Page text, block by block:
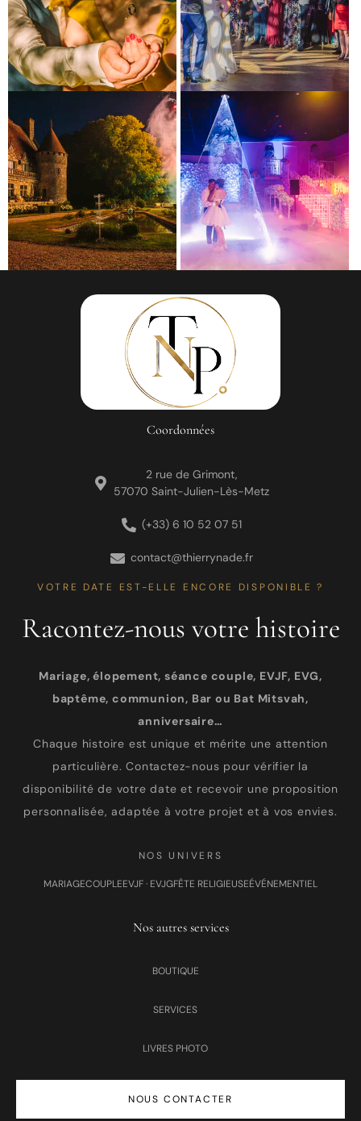
Coordonnées
2 rue de Grimont,
57070 Saint-Julien-Lès-Metz
(+33) 6 10 52 07 51
contact@thierrynade.fr
VOTRE DATE EST-ELLE ENCORE DISPONIBLE ?
Racontez-nous votre histoire
Mariage, élopement, séance couple, EVJF, EVG,
baptême, communion, Bar ou Bat Mitsvah,
anniversaire…
Chaque histoire est unique et mérite une attention
particulière. Contactez-nous pour vérifier la
disponibilité de votre date et recevoir une proposition
personnalisée, adaptée à votre projet et à vos envies.
NOS UNIVERS
MARIAGECOUPLEEVJF · EVJGFÊTE RELIGIEUSEÉVÉNEMENTIEL
Nos autres services
BOUTIQUE
SERVICES
LIVRES PHOTO
NOUS CONTACTER